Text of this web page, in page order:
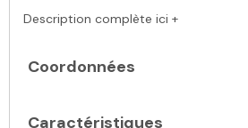
Description complète ici +
Coordonnées
Caractéristiques